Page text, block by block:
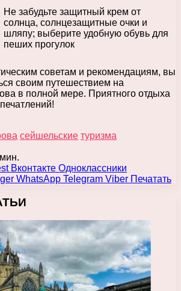
Не забудьте защитный крем от
солнца, солнцезащитные очки и
шляпу; выберите удобную обувь для
пеших прогулок
советам и рекомендациям, вы
своим путешествием на
в полной мере. Приятного отдыха
сейшельские туризма
Вконтакте Одноклассники
WhatsApp Telegram Viber Печатать